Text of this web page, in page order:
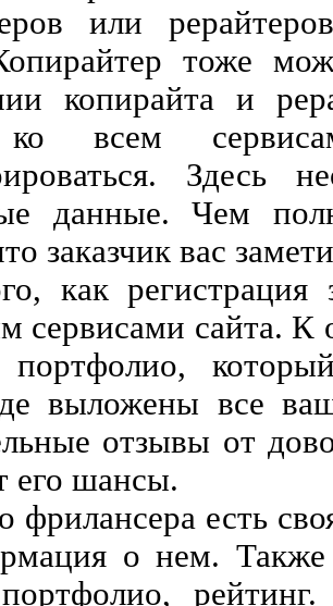
или
тоже
копирайта и
всем
Здесь
данные. Чем
заказчик вас
как регистрация
сервисами сайта. К
портфолио,
выложены все
отзывы от
его шансы.
фрилансера есть
о нем. Также